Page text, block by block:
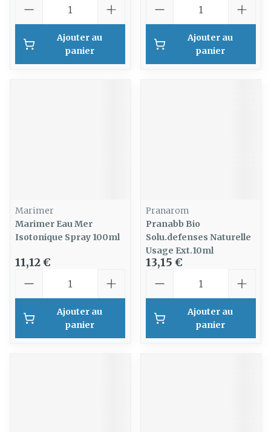
Ajouter au
panier
Ajouter au
panier
Marimer
Marimer Eau Mer
Isotonique Spray 100ml
11,12 €
Ajouter au
panier
Pranarom
Pranabb Bio
Solu.defenses Naturelle
Usage Ext.10ml
13,15 €
Ajouter au
panier